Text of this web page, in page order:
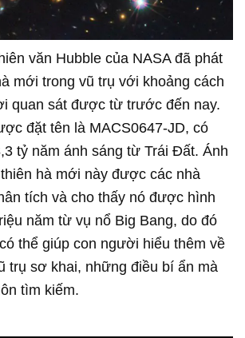
văn Hubble của NASA đã phát
mới trong vũ trụ với khoảng cách
quan sát được từ trước đến nay.
đặt tên là MACS0647-JD, có
tỷ năm ánh sáng từ Trái Đất. Ánh
hà mới này được các nhà
tích và cho thấy nó được hình
năm từ vụ nổ Big Bang, do đó
thể giúp con người hiểu thêm về
trụ sơ khai, những điều bí ẩn mà
tìm kiếm.